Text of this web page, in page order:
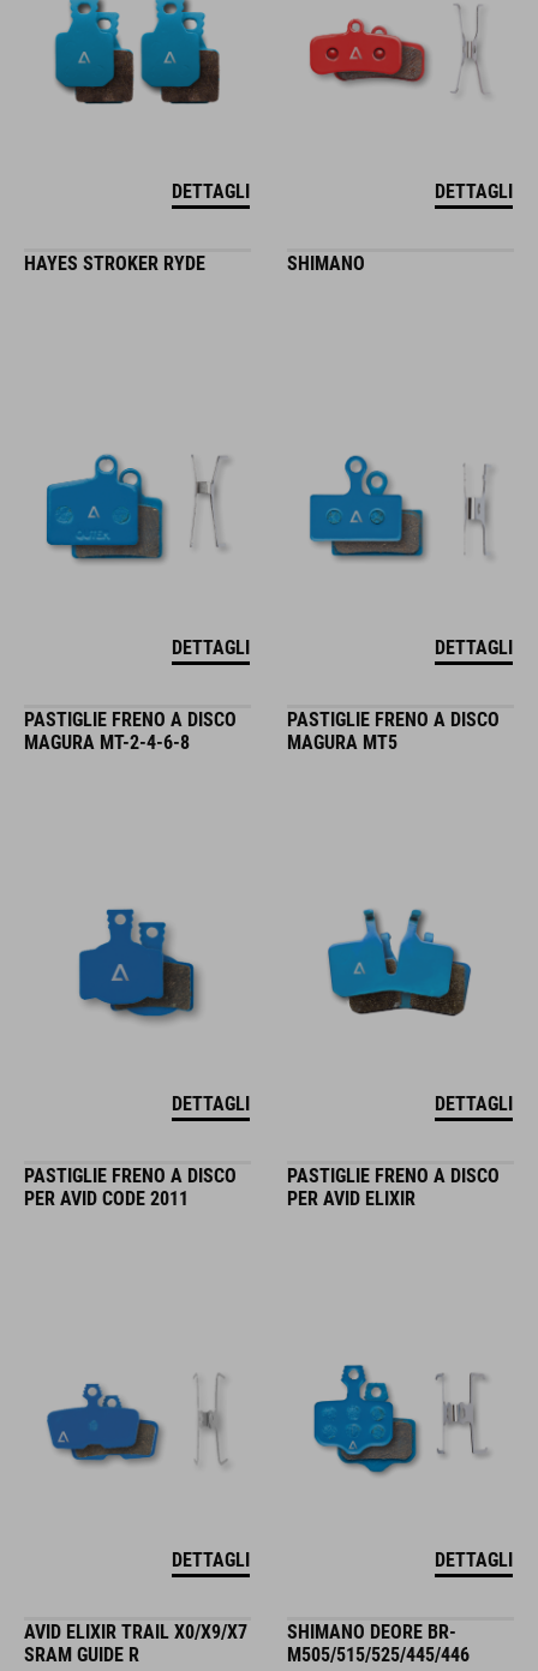
DETTAGLI DETTAGLI
HAYES STROKER RYDE
DETTAGLI
SHIMANO
DETTAGLI
PASTIGLIE FRENO A DISCO
MAGURA MT-2-4-6-8
DETTAGLI
PASTIGLIE FRENO A DISCO
MAGURA MT5
DETTAGLI
PASTIGLIE FRENO A DISCO
PER AVID CODE 2011
DETTAGLI
PASTIGLIE FRENO A DISCO
PER AVID ELIXIR
DETTAGLI
AVID ELIXIR TRAIL X0/X9/X7
SRAM GUIDE R
SHIMANO DEORE BR-
M505/515/525/445/446